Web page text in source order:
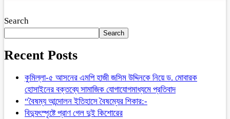
Search
Search
Recent Posts
কুমিল্লা-৫ আসনের এমপি হাজী জসিম উদ্দিনকে নিয়ে ড. মোবারক
হোসাইনের বক্তব্যে সামাজিক যোগাযোগমাধ্যমে প্রতিবাদ
“বৈষম্য আন্দোলন ইতিহাসে বৈষম্যের শিকার:-
বিদ্যুৎস্পৃষ্টে প্রাণ গেল দুই কিশোরের